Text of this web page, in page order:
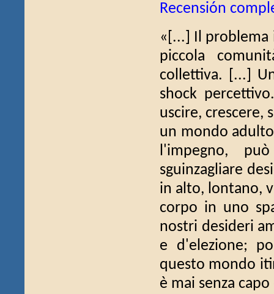
Recensión
«[...] Il problema
piccola
collettiva. [...]
shock
uscire, crescere,
un mondo
l'impegno,
sguinzagliare
in alto, lontano,
corpo in uno
nostri desideri
e d'elezione;
questo mondo
è mai senza